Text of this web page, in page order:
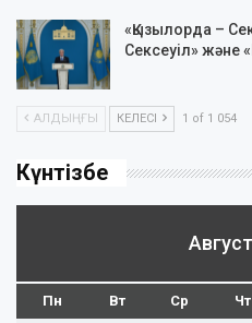
«Қызылорда –
Сексеуіл» және
АЛДЫҢҒЫ КЕЛЕСІ 1 of 1 054
Күнтізбе
Пн Вт Ср Чт